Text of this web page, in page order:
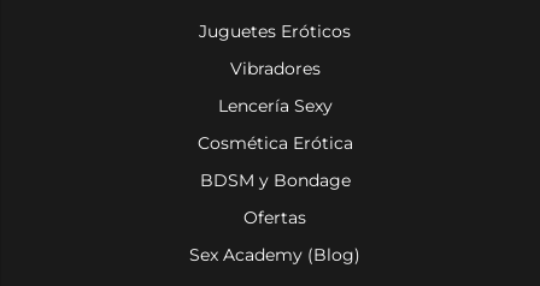
Juguetes Eróticos
Vibradores
Lencería Sexy
Cosmética Erótica
BDSM y Bondage
Ofertas
Sex Academy (Blog)